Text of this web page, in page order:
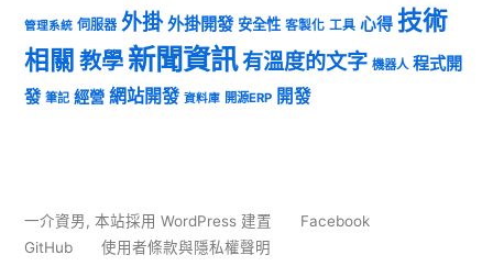
管理系統 伺服器 外掛 外掛開發 安全性 客製化 工具 心得 技術
相關 教學 新聞資訊有溫度的文字 機器人 程式開
發 筆記 經營 網站開發 資料庫 開源ERP 開發
一介資男, 本站採用 WordPress 建置
Facebook
GitHub
使用者條款與隱私權聲明